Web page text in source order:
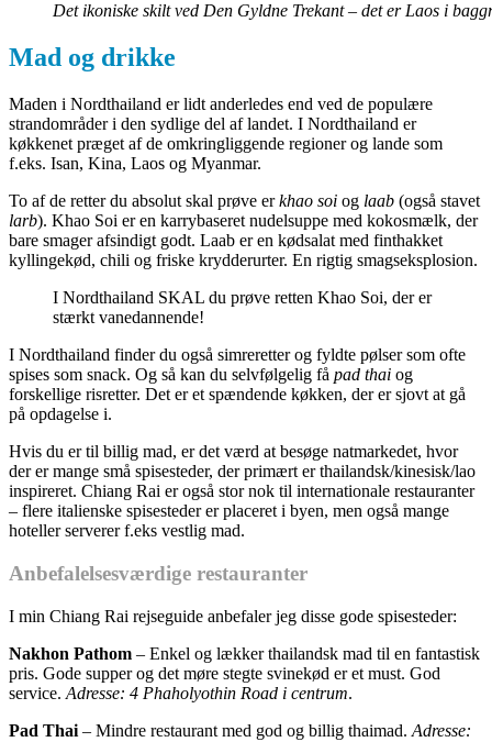
Det ikoniske skilt ved Den Gyldne Trekant – det er Laos i
Mad og drikke
Maden i Nordthailand er lidt anderledes end ved de populære
strandområder i den sydlige del af landet. I Nordthailand er
køkkenet præget af de omkringliggende regioner og lande som
f.eks. Isan, Kina, Laos og Myanmar.
To af de retter du absolut skal prøve erkhao soi og laab (også stavet
larb). Khao Soi er en karrybaseret nudelsuppe med kokosmælk, der
bare smager afsindigt godt. Laab er en kødsalat med finthakket
kyllingekød, chili og friske krydderurter. En rigtig smagseksplosion.
I Nordthailand SKAL du prøve retten Khao Soi, der er
stærkt vanedannende!
I Nordthailand finder du også simreretter og fyldte pølser som ofte
spises som snack. Og så kan du selvfølgelig få pad thai og
forskellige risretter. Det er et spændende køkken, der er sjovt at gå
på opdagelse i.
Hvis du er til billig mad, er det værd at besøge natmarkedet, hvor
der er mange små spisesteder, der primært er thailandsk/kinesisk/lao
inspireret. Chiang Rai er også stor nok til internationale restauranter
– flere italienske spisesteder er placeret i byen, men også mange
hoteller serverer f.eks vestlig mad.
Anbefalelsesværdige restauranter
I min Chiang Rai rejseguide anbefaler jeg disse gode spisesteder:
Nakhon Pathom – Enkel og lækker thailandsk mad til en fantastisk
pris. Gode supper og det møre stegte svinekød er et must. God
service. Adresse: 4 Phaholyothin Road i centrum.
Pad Thai – Mindre restaurant med god og billig thaimad. Adresse: